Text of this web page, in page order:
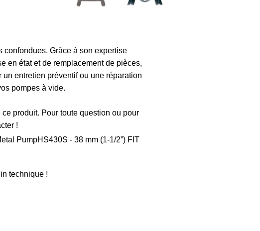
confondues. Grâce à son expertise
en état et de remplacement de pièces,
entretien préventif ou une réparation
pompes à vide.
produit. Pour toute question ou pour
!
PumpHS430S - 38 mm (1-1/2”) FIT
technique !